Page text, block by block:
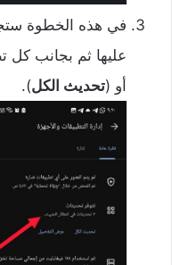
في هذه الخطوة
عليها ثم بجانب
أو (تحديث الكل).